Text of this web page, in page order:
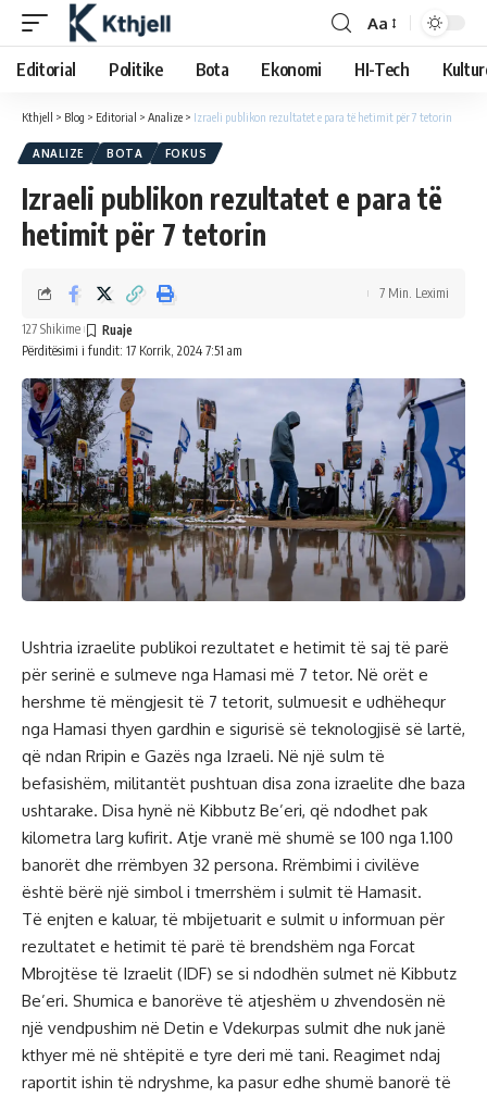
Aa
Editorial Politike Bota Ekonomi HI-Tech
Kthjell > Blog > Editorial > Analize > Izraeli publikon rezultatet e para të hetimit për 7 tetorin
ANALIZE BOTA FOKUS
Izraeli publikon rezultatet e para të
hetimit për 7 tetorin
Përditësimi i fundit: 17 Korrik, 2024 7:51 am
127 Shikime
7 Min. Leximi
Ushtria izraelite publikoi rezultatet e hetimit të saj të parë
për serinë e sulmeve nga Hamasi më 7 tetor. Në orët e
hershme të mëngjesit të 7 tetorit, sulmuesit e udhëhequr
nga Hamasi thyen gardhin e sigurisë së teknologjisë së lartë,
që ndan Rripin e Gazës nga Izraeli. Në një sulm të
befasishëm, militantët pushtuan disa zona izraelite dhe baza
ushtarake. Disa hynë në Kibbutz Be’eri, që ndodhet pak
kilometra larg kufirit. Atje vranë më shumë se 100 nga 1.100
banorët dhe rrëmbyen 32 persona. Rrëmbimi i civilëve
është bërë një simbol i tmerrshëm i sulmit të Hamasit.
Të enjten e kaluar, të mbijetuarit e sulmit u informuan për
rezultatet e hetimit të parë të brendshëm nga Forcat
Mbrojtëse të Izraelit (IDF) se si ndodhën sulmet në Kibbutz
Be’eri. Shumica e banorëve të atjeshëm u zhvendosën në
një vendpushim në Detin e Vdekurpas sulmit dhe nuk janë
kthyer më në shtëpitë e tyre deri më tani. Reagimet ndaj
raportit ishin të ndryshme, ka pasur edhe shumë banorë të